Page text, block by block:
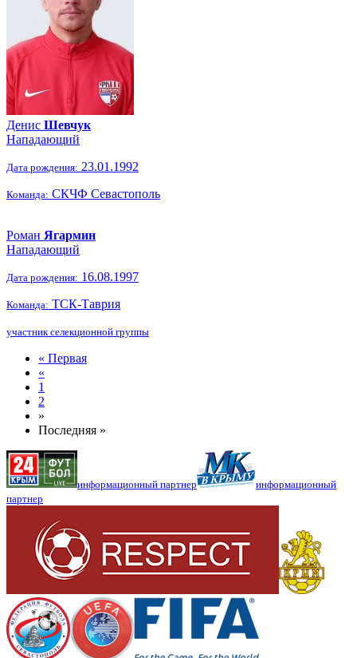
Денис Шевчук
Нападающий
Дата рождения: 23.01.1992
Команда: СКЧФ Севастополь
Роман Ягармин
Нападающий
Дата рождения: 16.08.1997
Команда: ТСК-Таврия
участник селекционной группы
« Первая
«
1
2
»
Последняя »
информационный партнер
информационный
партнер